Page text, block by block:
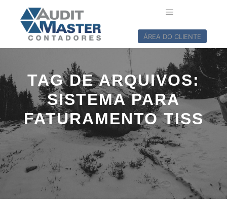
ÁREA DO CLIENTE
TAG DE ARQUIVOS:
SISTEMA PARA
FATURAMENTO TISS